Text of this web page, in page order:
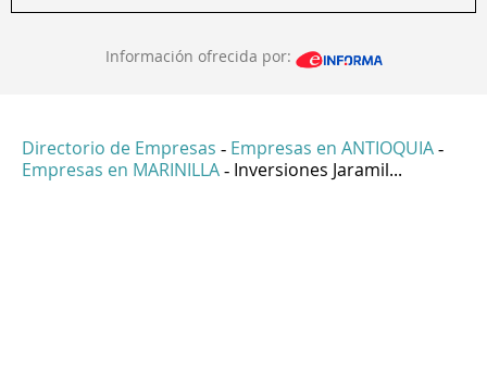
Información ofrecida por:
Directorio de Empresas - Empresas en ANTIOQUIA -
Empresas en MARINILLA - Inversiones Jaramil...